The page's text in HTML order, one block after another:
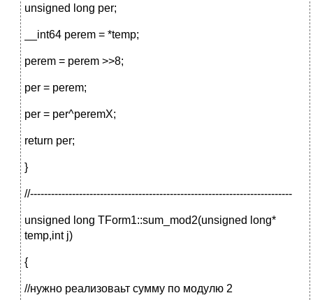
unsigned long per;
__int64 perem = *temp;
perem = perem >>8;
per = perem;
per = per^peremX;
return per;
}
//---------------------------------------------------------------------------
unsigned long TForm1::sum_mod2(unsigned long*
temp,int j)
{
//нужно реализоваьт сумму по модулю 2